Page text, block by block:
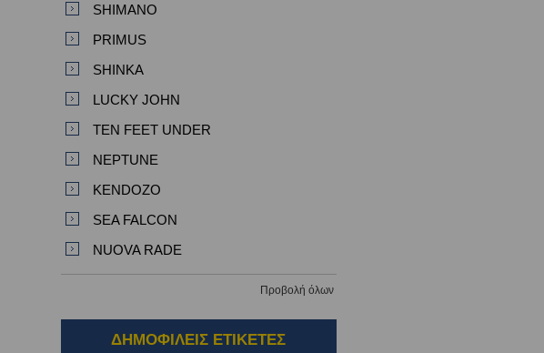
SHIMANO
PRIMUS
SHINKA
LUCKY JOHN
TEN FEET UNDER
NEPTUNE
KENDOZO
SEA FALCON
NUOVA RADE
Προβολή όλων
ΔΗΜΟΦΙΛΕΙΣ ΕΤΙΚΕΤΕΣ